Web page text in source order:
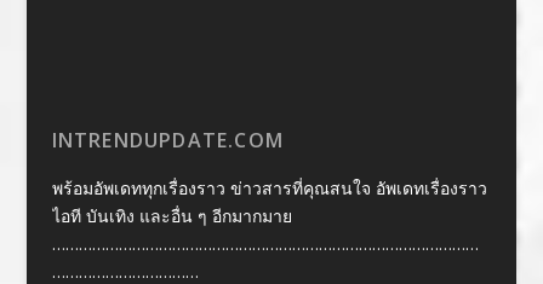
INTRENDUPDATE.COM
พร้อมอัพเดททุกเรื่องราว ข่าวสารที่คุณสนใจ อัพเดทเรื่องราว
ไอที บันเทิง และอื่น ๆ อีกมากมาย
……………………………………………………………………………………
……………………………